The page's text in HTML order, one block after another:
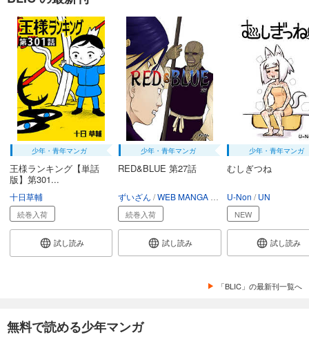
少年・青年マンガ
王様ランキング【単話
版】第301...
十日草輔
続巻入荷
試し読み
少年・青年マンガ
RED&BLUE 第27話
ずいざん WEB MANGA ZUIZAN
続巻入荷
試し読み
少年・青年マンガ
むしぎつね
U-Non UN
NEW
試し読み
「BLIC」の最新刊一覧へ
無料で読める少年マンガ